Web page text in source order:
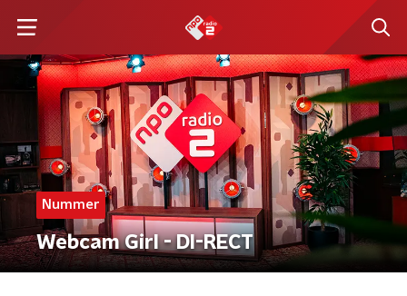
Nummer
Webcam Girl - DI-RECT